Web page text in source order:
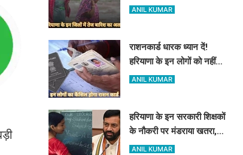
तूफानी बारिश, मौसम विभाग में
ANIL KUMAR
राशनकार्ड धारक ध्यान दें!
हरियाणा के इन लोगों को नहीं
मिलेगा मुफ्त राशन, जाने क्या है
ANIL KUMAR
हरियाणा के इन सरकारी शिक्षकों
के नौकरी पर मंडराया खतरा,
राज्य सरकार ने जारी किया बड़ा
ANIL KUMAR